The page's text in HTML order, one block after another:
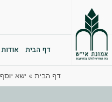
דף הבית אודות
דף הבית » ישא יוסף